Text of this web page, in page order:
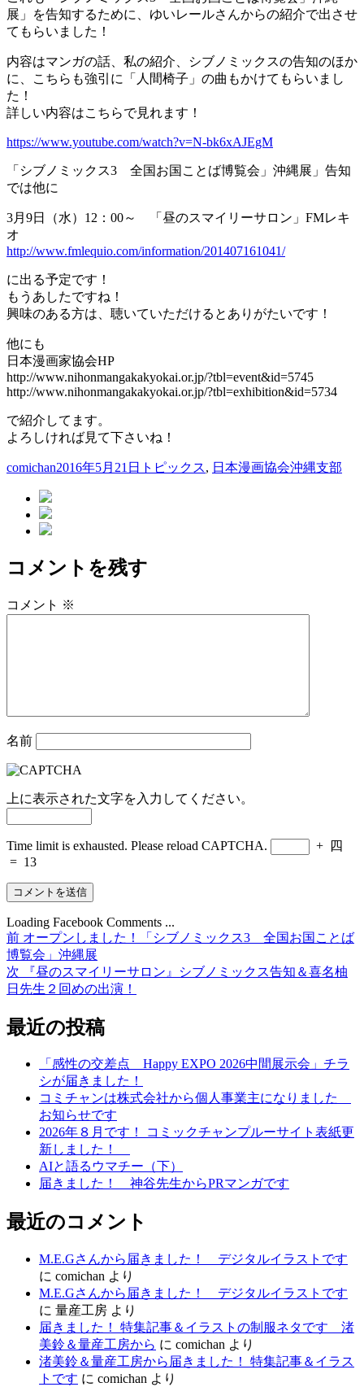
展」を告知するために、ゆいレールさんからの紹介で出させ
てもらいました！
内容はマンガの話、私の紹介、シブノミックスの告知のほか
に、こちらも強引に「人間椅子」の曲もかけてもらいまし
た！
詳しい内容はこちらで見れます！
https://www.youtube.com/watch?v=N-bk6xAJEgM
「シブノミックス3 全国お国ことば博覧会」沖縄展」告知
では他に
3月9日（水）12：00～ 「昼のスマイリーサロン」FMレキ
オ
http://www.fmlequio.com/information/201407161041/
に出る予定です！
もうあしたですね！
興味のある方は、聴いていただけるとありがたいです！
他にも
日本漫画家協会HP
http://www.nihonmangakakyokai.or.jp/?tbl=event&id=5745
http://www.nihonmangakakyokai.or.jp/?tbl=exhibition&id=5734
で紹介してます。
よろしければ見て下さいね！
投
comichan投
2016年5月21日 カ
トピックス, 日本漫画協会沖縄支部
コメントを残す
コメント ※
名前
上に表示された文字を入力してください。
Time limit is exhausted. Please reload CAPTCHA. +
四
= 13
Loading Facebook Comments ...
投
稿
ナ
ビ
前 前
の
投
稿:
オープンしました！「シブノミックス3 全国お国ことば
博覧会」沖縄展
次
次
の
稿:
『昼のスマイリーサロン』シブノミックス告知＆喜名柚
日先生２回めの出演！
最近の投稿
「感性の交差点 Happy EXPO 2026中間展示会」チラ
シが届きました！
コミチャンは株式会社から個人事業主になりました
お知らせです
2026年８月です！ コミックチャンプルーサイト表紙更
新しました！
AIと語るウマチー（下）
届きました！ 神谷先生からPRマンガです
最近のコメント
M.E.Gさんから届きました！ デジタルイラストです
に comichan より
M.E.Gさんから届きました！ デジタルイラストです
に 量産工房 より
届きました！ 特集記事＆イラストの制服ネタです 渚
美鈴＆量産工房から に comichan より
渚美鈴＆量産工房から届きました！ 特集記事＆イラス
トです に comichan より